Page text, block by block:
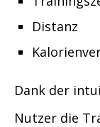
Distanz
Dank der
Nutzer die